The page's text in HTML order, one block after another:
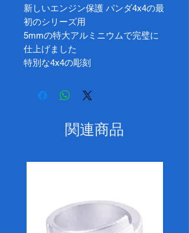
新しいエンジン保護 パンダ4x4の最
初のシリーズ用
5mmの特大アルミニウムで完璧に
仕上げました
特別な4x4の彫刻
関連商品